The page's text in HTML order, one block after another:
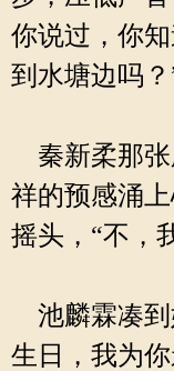
你说过，你
到水塘边吗？
秦新柔那张
祥的预感涌
摇头，“不，
池麟霖凑到
生日，我为